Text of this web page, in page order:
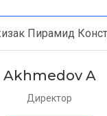
Пирамид
Akhmedov A
Директор